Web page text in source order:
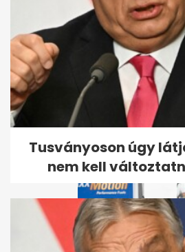
Kiderült,
gyilkosa a
amerikai...
Tusványoson úgy
nem kell